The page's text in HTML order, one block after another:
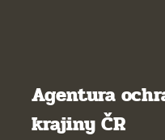
Agentura
krajiny ČR